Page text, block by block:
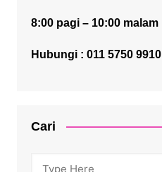
8:00 pagi – 10:00 malam
Hubungi : 011 5750 9910
Cari